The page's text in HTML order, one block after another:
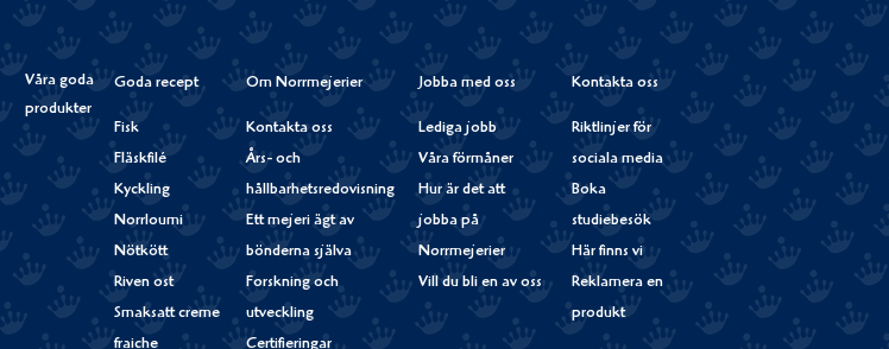
Våra goda
produkter
Goda recept
Fisk
Fläskfilé
Kyckling
Norrloumi
Nötkött
Riven ost
Smaksatt creme
fraiche
Om Norrmejerier
Kontakta oss
Års- och
hållbarhetsredovisning
Ett mejeri ägt av
bönderna själva
Forskning och
utveckling
Certifieringar
Jobba med oss
Lediga jobb
Våra förmåner
Hur är det att
jobba på
Norrmejerier
Vill du bli en av oss
Kontakta oss
Riktlinjer för
sociala media
Boka
studiebesök
Här finns vi
Reklamera en
produkt